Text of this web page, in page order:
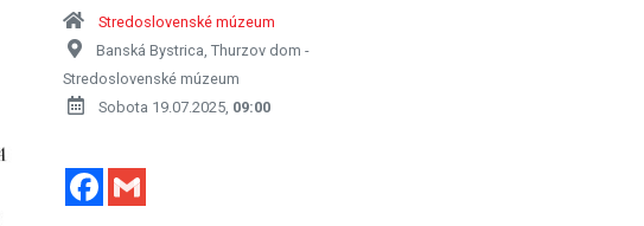
Stredoslovenské múzeum
Banská Bystrica, Thurzov dom -
Stredoslovenské múzeum
Sobota 19.07.2025, 09:00
Facebook